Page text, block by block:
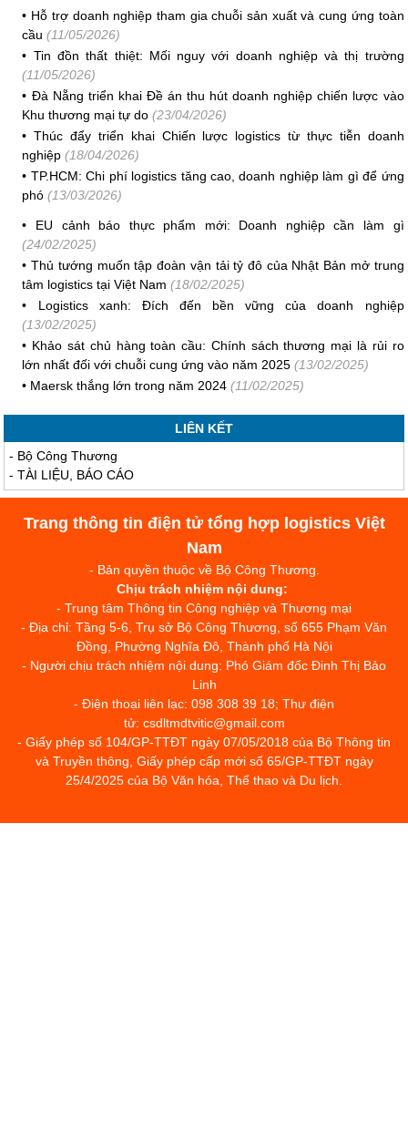
• Hỗ trợ doanh nghiệp tham gia chuỗi sản xuất và cung ứng toàn
cầu (11/05/2026)
• Tin đồn thất thiệt: Mối nguy với doanh nghiệp và thị trường
(11/05/2026)
• Đà Nẵng triển khai Đề án thu hút doanh nghiệp chiến lược vào
Khu thương mại tự do (23/04/2026)
•Thúc đẩy triển khai Chiến lược logistics từ thực tiễn doanh
nghiệp (18/04/2026)
• TP.HCM: Chi phí logistics tăng cao, doanh nghiệp làm gì để ứng
phó (13/03/2026)
• EU cảnh báo thực phẩm mới: Doanh nghiệp cần làm gì
(24/02/2025)
•Thủ tướng muốn tập đoàn vận tải tỷ đô của Nhật Bản mở trung
tâm logistics tại Việt Nam (18/02/2025)
• Logistics xanh: Đích đến bền vững của doanh nghiệp
(13/02/2025)
• Khảo sát chủ hàng toàn cầu: Chính sách thương mại là rủi ro
lớn nhất đối với chuỗi cung ứng vào năm 2025 (13/02/2025)
• Maersk thắng lớn trong năm 2024 (11/02/2025)
LIÊN KẾT
- Bộ Công Thương
-TÀI LIỆU, BÁO CÁO
Trang thông tin điện tử tổng hợp logistics Việt
Nam
- Bản quyền thuộc về Bộ Công Thương.
Chịu trách nhiệm nội dung:
- Trung tâm Thông tin Công nghiệp và Thương mại
- Địa chỉ: Tầng 5-6, Trụ sở Bộ Công Thương, số 655 Phạm Văn
Đồng, Phường Nghĩa Đô, Thành phố Hà Nội
- Người chịu trách nhiệm nội dung: Phó Giám đốc Đinh Thị Bảo
Linh
- Điện thoại liên lạc: 098 308 39 18; Thư điện
tử: csdltmdtvitic@gmail.com
- Giấy phép số 104/GP-TTĐT ngày 07/05/2018 của Bộ Thông tin
và Truyền thông, Giấy phép cấp mới số 65/GP-TTĐT ngày
25/4/2025 của Bộ Văn hóa, Thể thao và Du lịch.